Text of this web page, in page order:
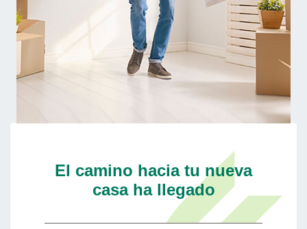
El camino hacia tu nueva
casa ha llegado